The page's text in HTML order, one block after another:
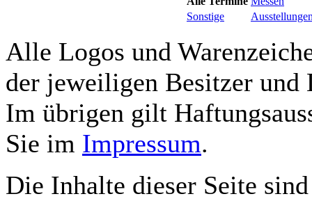
Sonstige
Alle Logos und
der jeweiligen Besitzer und
Im übrigen gilt
Sie im Impressum.
Die Inhalte dieser Seite